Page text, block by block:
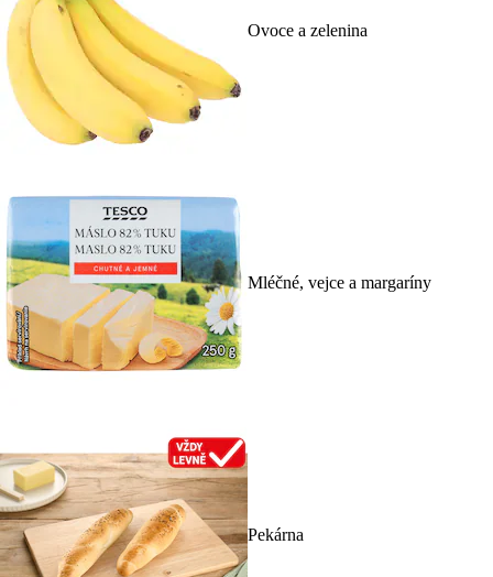
Ovoce a zelenina
Mléčné, vejce a margaríny
Pekárna